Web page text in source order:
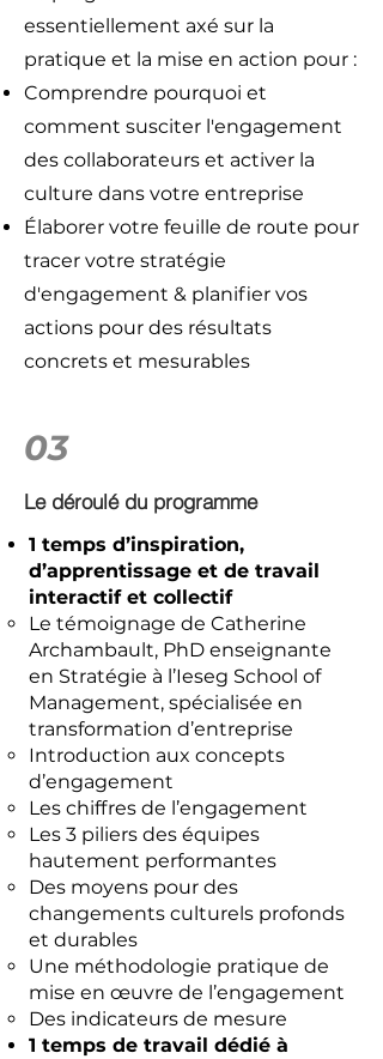
essentiellement axé sur la
pratique et la mise en action pour :
Comprendre pourquoi et
comment susciter l'engagement
des collaborateurs et activer la
culture dans votre entreprise
Élaborer votre feuille de route pour
tracer votre stratégie
d'engagement & planifier vos
actions pour des résultats
concrets et mesurables
03
Le déroulé du programme
1 temps d’inspiration,
d’apprentissage et de travail
interactif et collectif
Le témoignage de Catherine
Archambault, PhD enseignante
en Stratégie à l’Ieseg School of
Management, spécialisée en
transformation d’entreprise
Introduction aux concepts
d’engagement
Les chiffres de l’engagement
Les 3 piliers des équipes
hautement performantes
Des moyens pour des
changements culturels profonds
et durables
Une méthodologie pratique de
mise en œuvre de l’engagement
Des indicateurs de mesure
1 temps de travail dédié à